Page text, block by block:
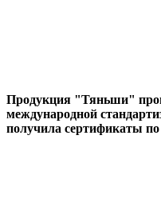
Продукция "Тяньши"
международной
получила сертификаты